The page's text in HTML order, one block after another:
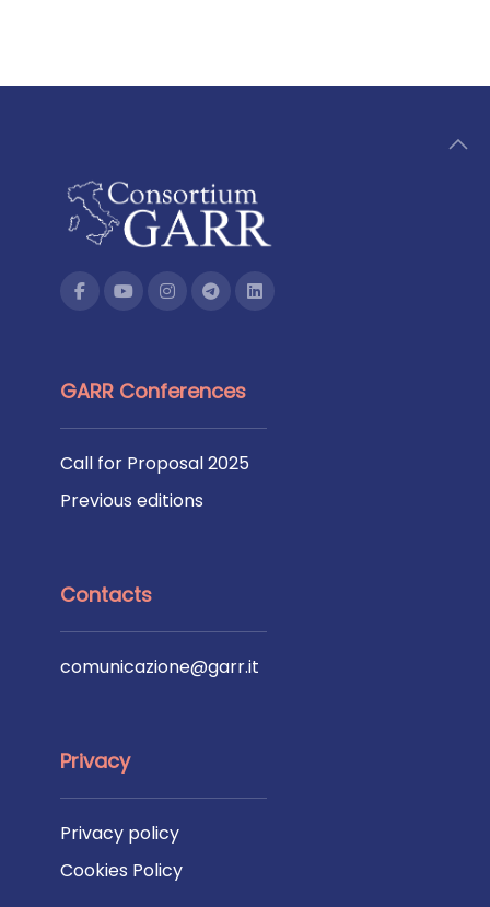
GARR Conferences
Call for Proposal 2025
Previous editions
Contacts
comunicazione@garr.it
Privacy
Privacy policy
Cookies Policy